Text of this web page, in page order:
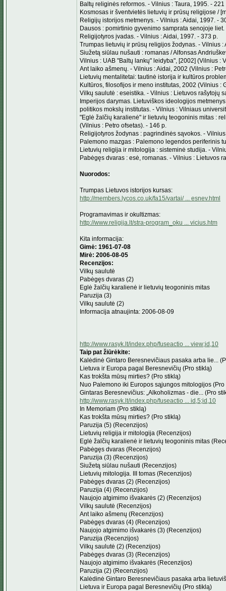
Baltų religinės reformos. - Vilnius : Taura, 1995. - 221
Kosmosas ir šventvietės lietuvių ir prūsų religijose /
Religijų istorijos metmenys. - Vilnius : Aidai, 1997. -
Dausos : pomirtinio gyvenimo samprata senojoje
Religijotyros įvadas. - Vilnius : Aidai, 1997. - 373 p.
Trumpas lietuvių ir prūsų religijos žodynas. - Vilnius
Siužetą siūlau nušauti : romanas / Alfonsas
Vilnius : UAB "Baltų lankų" leidyba", [2002] (Vilnius :
Ant laiko ašmenų. - Vilnius : Aidai, 2002 (Vilnius :
Lietuvių mentalitetai: tautinė istorija ir kultūros
Kultūros, filosofijos ir meno institutas, 2002 (Vilnius :
Vilkų saulutė : eseistika. - Vilnius : Lietuvos rašytojų
Imperijos darymas. Lietuviškos ideologijos
politikos mokslų institutas. - Vilnius : Vilniaus
"Eglė žalčių karalienė" ir lietuvių teogoninis mitas :
(Vilnius : Petro ofsetas). - 146 p.
Religijotyros žodynas : pagrindinės sąvokos. -
Palemono mazgas : Palemono legendos periferinis
Lietuvių religija ir mitologija : sisteminė studija. -
Pabėgęs dvaras : esė, romanas. - Vilnius : Lietuvos
Nuorodos:
Trumpas Lietuvos istorijos kursas:
http://members.lycos.co.uk/fa15/vartai/ ... esnev.html
Programavimas ir okultizmas:
http://www.religija.lt/stra-program_oku ... vicius.htm
Kita informacija:
Gimė: 1961-07-08
Mirė: 2006-08-05
Recenzijos:
Vilkų saulutė
Pabėgęs dvaras (2)
Eglė žalčių karalienė ir lietuvių teogoninis mitas
Paruzija (3)
Vilkų saulutė (2)
Informacija atnaujinta: 2006-08-09
http://www.rasyk.lt/index.php/fuseactio ... view;id,10
Taip pat žiūrėkite:
Kalėdinė Gintaro Beresnevičiaus pasaka arba lie...
Lietuva ir Europa pagal Beresnevičių (Pro stiklą)
Kas trokšta mūsų mirties? (Pro stiklą)
Nuo Palemono iki Europos sąjungos mitologijos (Pro
Gintaras Beresnevičius: „Alkoholizmas - die... (Pro
http://www.rasyk.lt/index.php/fuseactio ... id,5;id,10
In Memoriam (Pro stiklą)
Kas trokšta mūsų mirties? (Pro stiklą)
Paruzija (5) (Recenzijos)
Lietuvių religija ir mitologija (Recenzijos)
Eglė žalčių karalienė ir lietuvių teogoninis mitas
Pabėgęs dvaras (Recenzijos)
Paruzija (3) (Recenzijos)
Siužetą siūlau nušauti (Recenzijos)
Lietuvių mitologija. III tomas (Recenzijos)
Pabėgęs dvaras (2) (Recenzijos)
Paruzija (4) (Recenzijos)
Naujojo atgimimo išvakarės (2) (Recenzijos)
Vilkų saulutė (Recenzijos)
Ant laiko ašmenų (Recenzijos)
Pabėgęs dvaras (4) (Recenzijos)
Naujojo atgimimo išvakarės (3) (Recenzijos)
Paruzija (Recenzijos)
Vilkų saulutė (2) (Recenzijos)
Pabėgęs dvaras (3) (Recenzijos)
Naujojo atgimimo išvakarės (Recenzijos)
Paruzija (2) (Recenzijos)
Kalėdinė Gintaro Beresnevičiaus pasaka arba
Lietuva ir Europa pagal Beresnevičių (Pro stiklą)